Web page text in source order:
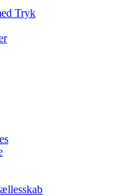
Tryk